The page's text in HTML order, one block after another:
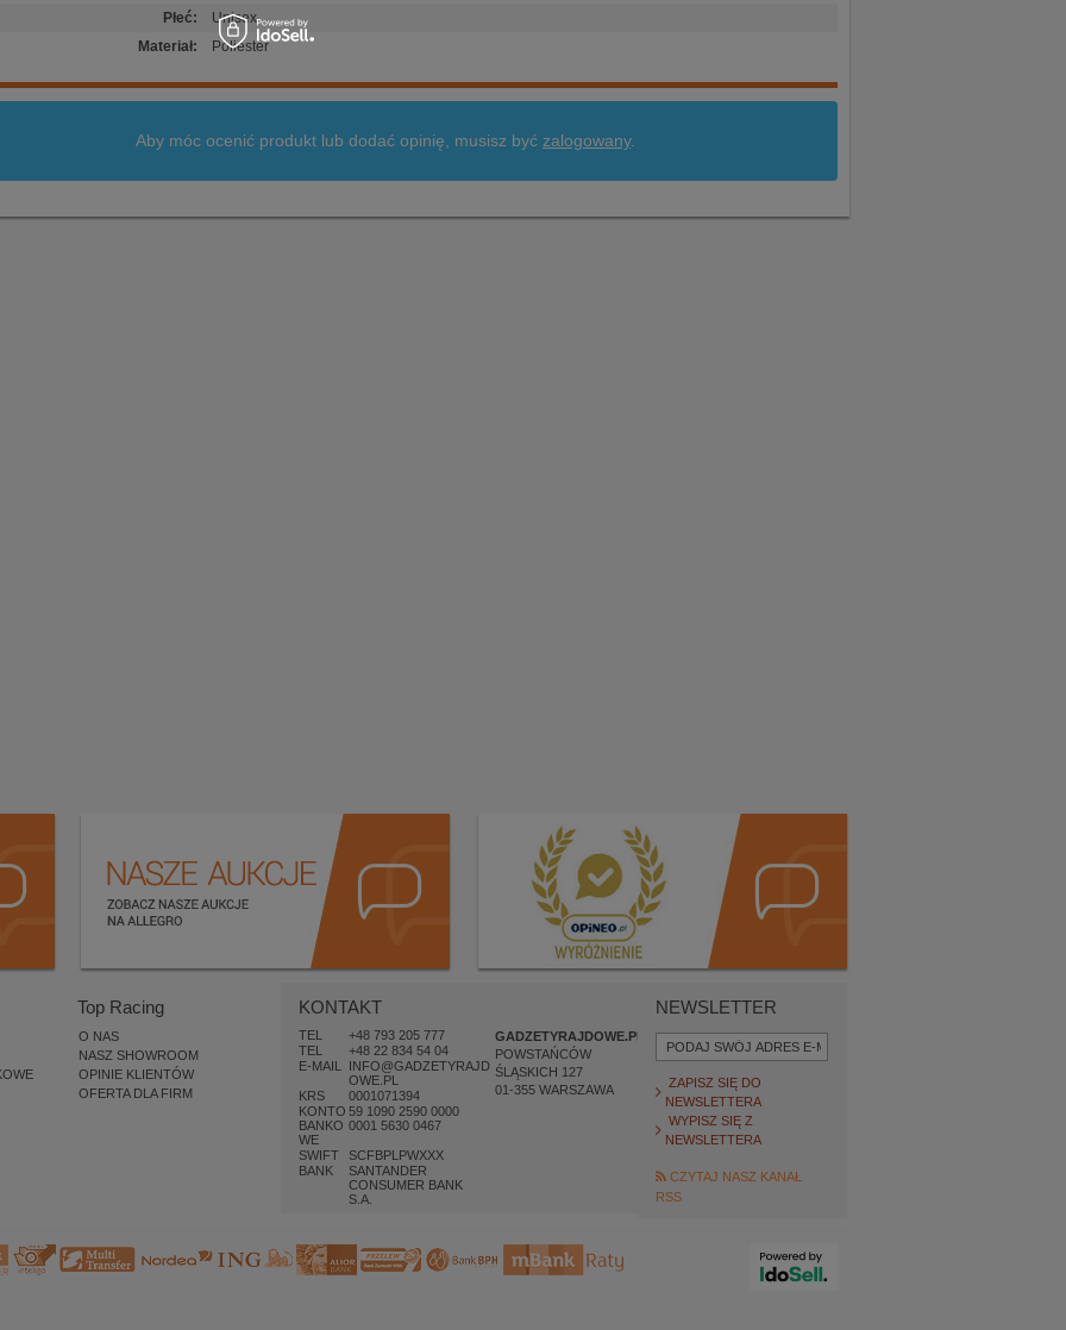
Płeć:
Unisex
Materiał: Poliester
Aby móc ocenić produkt lub dodać opinię, musisz być zalogowany.
Top Racing
O NAS
NASZ SHOWROOM
OPINIE KLIENTÓW
OFERTA DLA FIRM
KONTAKT
TEL
+48 793 205 777
TEL
+48 22 834 54 04
E-MAIL
INFO@GADZETYRAJD
OWE.PL
KRS
0001071394
KONTO
BANKO
WE
59 1090 2590 0000
0001 5630 0467
SWIFT
SCFBPLPWXXX
BANK
SANTANDER
CONSUMER BANK
S.A.
GADZETYRAJDOWE.PL
POWSTAŃCÓW
ŚLĄSKICH 127
01-355 WARSZAWA
NEWSLETTER
ZAPISZ SIĘ DO
NEWSLETTERA
WYPISZ SIĘ Z
NEWSLETTERA
CZYTAJ NASZ KANAŁ
RSS